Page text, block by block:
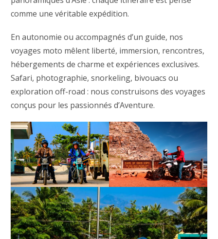
comme une véritable expédition.
En autonomie ou accompagnés d’un guide, nos
voyages moto mêlent liberté, immersion, rencontres,
hébergements de charme et expériences exclusives.
Safari, photographie, snorkeling, bivouacs ou
exploration off-road : nous construisons des voyages
conçus pour les passionnés d’Aventure.